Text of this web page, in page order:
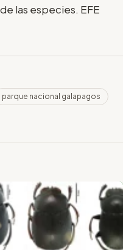
las especies. EFE
parque nacional galapagos